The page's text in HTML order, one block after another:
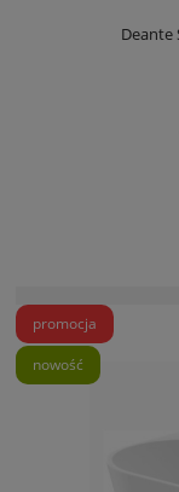
Deante
promocja
nowość